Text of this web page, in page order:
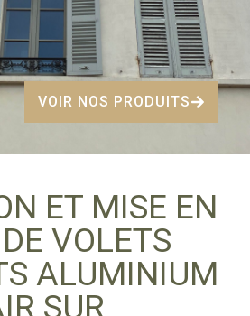
VOIR NOS PRODUITS
ET MISE EN
VOLETS
ALUMINIUM
SUR